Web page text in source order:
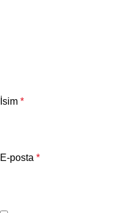
İsim *
E-posta *